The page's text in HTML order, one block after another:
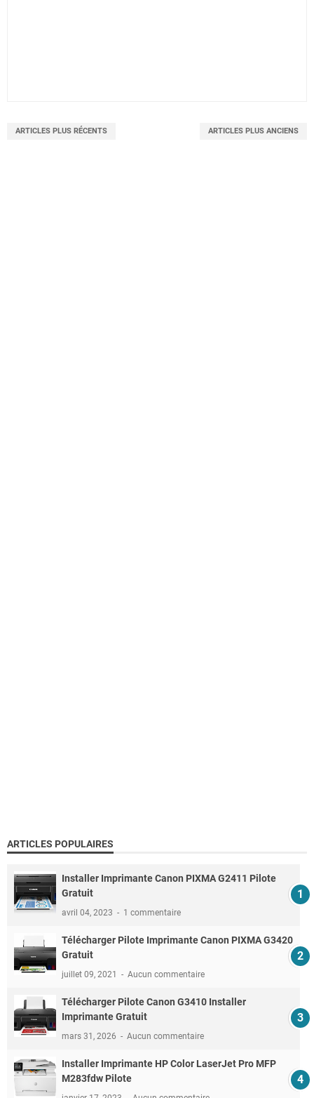
ARTICLES PLUS RÉCENTS ARTICLES PLUS ANCIENS
ARTICLES POPULAIRES
Installer Imprimante Canon PIXMA G2411 Pilote
Gratuit
avril 04, 2023 1 commentaire
Télécharger Pilote Imprimante Canon PIXMA G3420
Gratuit
juillet 09, 2021 Aucun commentaire
Télécharger Pilote Canon G3410 Installer
Imprimante Gratuit
mars 31, 2026 Aucun commentaire
Installer Imprimante HP Color LaserJet Pro MFP
M283fdw Pilote